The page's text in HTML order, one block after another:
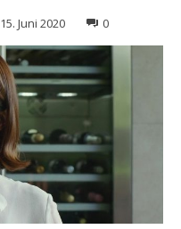
15. Juni 2020 0